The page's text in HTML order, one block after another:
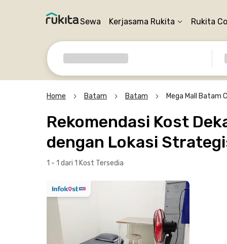
Sewa Kerjasama Rukita Rukita
Home Batam Batam Mega Mall Batam
Rekomendasi Kost
dengan Lokasi
1 - 1 dari 1 Kost Tersedia